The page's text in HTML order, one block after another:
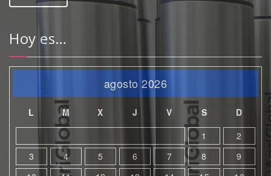
Hoy es…
agosto 2026
L M X J V S
D
1
2
3
4 5 6 7 8
9